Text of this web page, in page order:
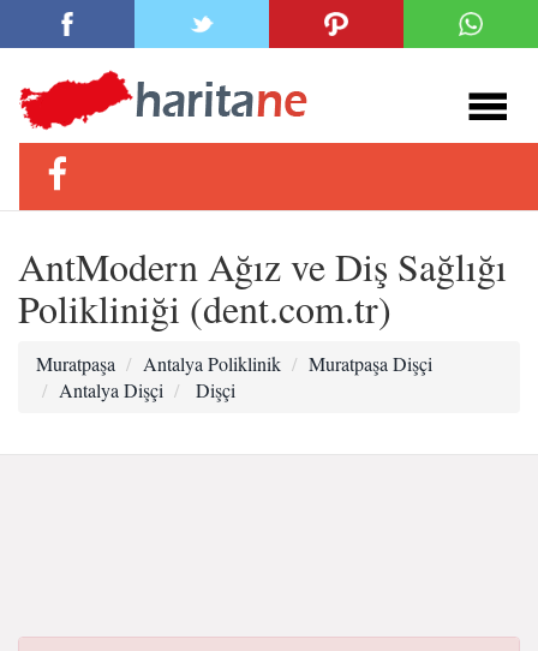
AntModern Ağız ve Diş Sağlığı
Polikliniği (dent.com.tr)
Muratpaşa Antalya Poliklinik
Muratpaşa Dişçi
Antalya Dişçi
Dişçi